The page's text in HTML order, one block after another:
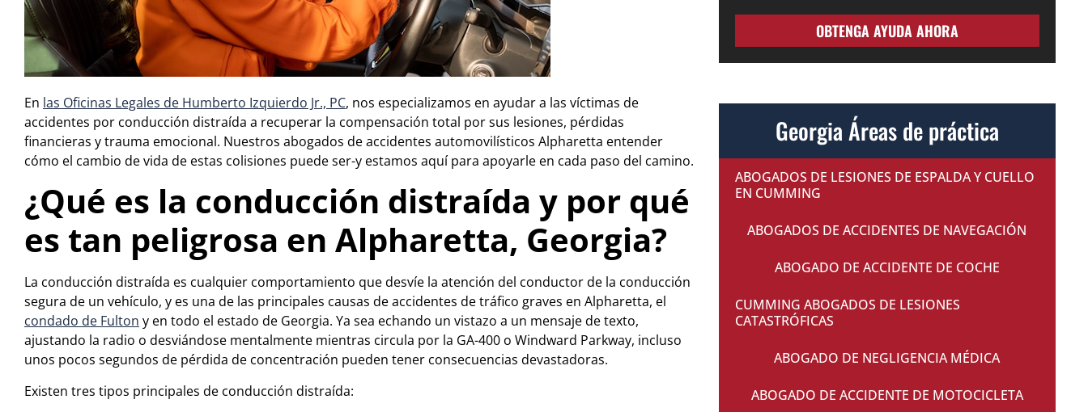
En las Oficinas Legales de Humberto Izquierdo Jr., PC, nos especializamos en ayudar a las víctimas de
accidentes por conducción distraída a recuperar la compensación total por sus lesiones, pérdidas
financieras y trauma emocional. Nuestros abogados de accidentes automovilísticos Alpharetta entender
cómo el cambio de vida de estas colisiones puede ser-y estamos aquí para apoyarle en cada paso del camino.
¿Qué es la conducción distraída y por qué
es tan peligrosa en Alpharetta, Georgia?
La conducción distraída es cualquier comportamiento que desvíe la atención del conductor de la conducción
segura de un vehículo, y es una de las principales causas de accidentes de tráfico graves en Alpharetta, el
condado de Fulton y en todo el estado de Georgia. Ya sea echando un vistazo a un mensaje de texto,
ajustando la radio o desviándose mentalmente mientras circula por la GA-400 o Windward Parkway, incluso
unos pocos segundos de pérdida de concentración pueden tener consecuencias devastadoras.
Existen tres tipos principales de conducción distraída:
OBTENGA AYUDA AHORA
Georgia Áreas de práctica
ABOGADOS DE LESIONES DE ESPALDA Y CUELLO
EN CUMMING
ABOGADOS DE ACCIDENTES DE NAVEGACIÓN
ABOGADO DE ACCIDENTE DE COCHE
CUMMING ABOGADOS DE LESIONES
CATASTRÓFICAS
ABOGADO DE NEGLIGENCIA MÉDICA
ABOGADO DE ACCIDENTE DE MOTOCICLETA